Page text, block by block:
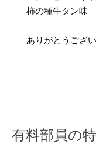
柿の種牛タン味
有料部員の